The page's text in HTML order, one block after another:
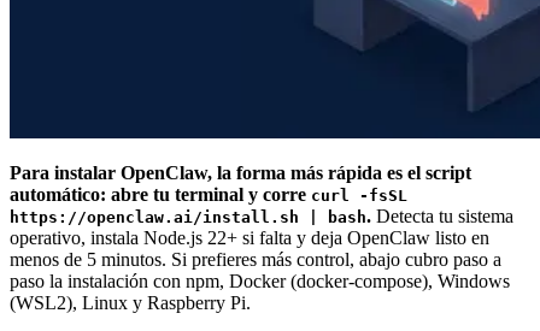
Para instalar OpenClaw, la forma más rápida es el script
automático: abre tu terminal y corre curl -fsSL
https://openclaw.ai/install.sh | bash. Detecta tu sistema
operativo, instala Node.js 22+ si falta y deja OpenClaw listo en
menos de 5 minutos. Si prefieres más control, abajo cubro paso a
paso la instalación con npm, Docker (docker-compose), Windows
(WSL2), Linux y Raspberry Pi.